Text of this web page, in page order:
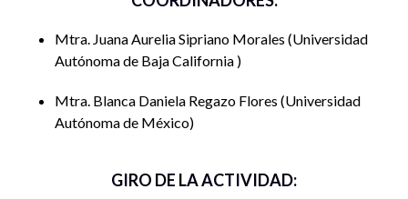
Mtra. Juana Aurelia Sipriano Morales Universidad
Autónoma de Baja California
Mtra. Blanca Daniela Regazo Flores Universidad
Autónoma de México
GIRO DE LA ACTIVIDAD: